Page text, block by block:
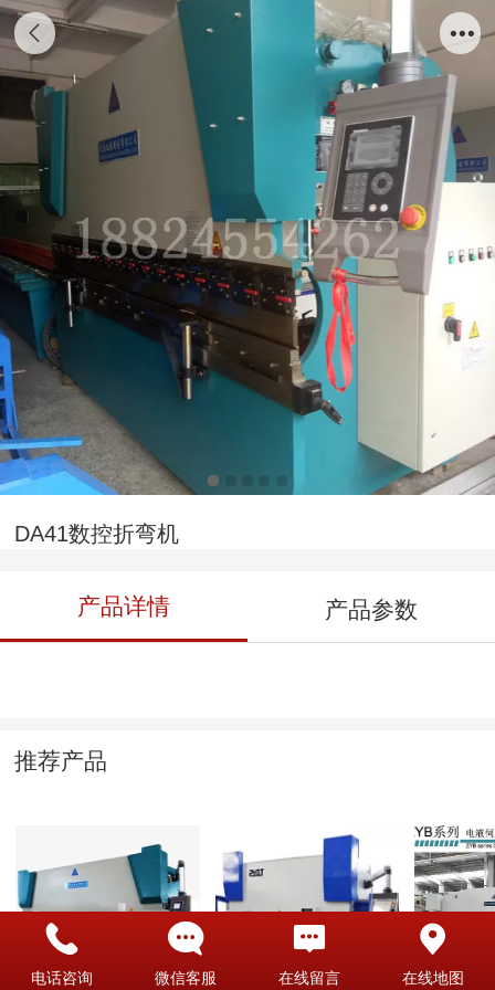
DA41数控折弯机
产品详情 产品参数
推荐产品
DA41数控折弯机
全自动数控折弯机-
可定做
电话咨询 微信客服 在线留言 在线地图